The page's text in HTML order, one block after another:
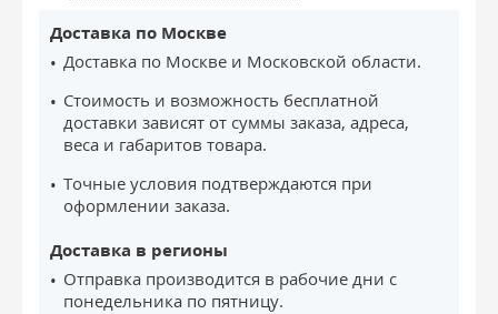
Доставка по Москве
Доставка по Москве и Московской области.
Стоимость и возможность бесплатной
доставки зависят от суммы заказа, адреса,
веса и габаритов товара.
Точные условия подтверждаются при
оформлении заказа.
Доставка в регионы
Отправка производится в рабочие дни с
понедельника по пятницу.